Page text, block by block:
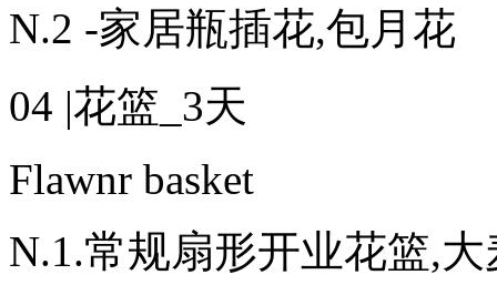
N.2 -家居瓶插花,包月花
04 |花篮_3天
Flawnr basket
N.1.常规扇形开业花篮,